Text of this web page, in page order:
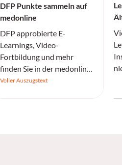
DFP Punkte sammeln auf
medonline
DFP approbierte E-
Learnings, Video-
Fortbildung und mehr
finden Sie in der medonline
Lernwelt.
Voller Auszugstext